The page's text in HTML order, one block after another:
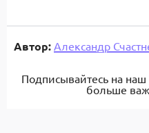
Автор: Александр
Подписывайтесь на наш
больше